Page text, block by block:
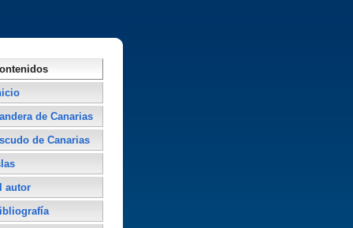
de Canarias
de Canarias
autor